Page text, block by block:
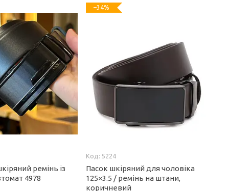
ремінь із
4978
–34%
5224
Пасок шкіряний для чоловіка
125×3.5 / ремінь на штани,
коричневий